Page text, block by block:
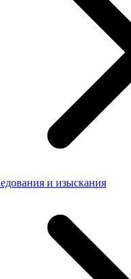
и изыскания